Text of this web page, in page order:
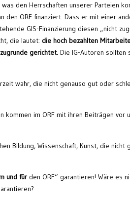
den Herrschaften unserer Parteien
den ORF finanziert. Dass er mit einer
GIS-Finanzierung diesen „nicht
die lautet: die hoch bezahlten
gerichtet. Die IG-Autoren sollten
wahr, die nicht genauso gut oder
im ORF mit ihren Beiträgen vor
Bildung, Wissenschaft, Kunst, die nicht
und für den ORF“ garantieren! Wäre es